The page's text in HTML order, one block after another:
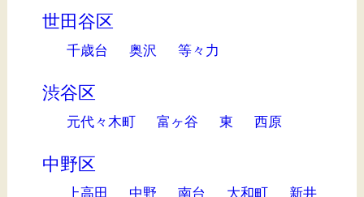
世田谷区
千歳台 奥沢 等々力
渋谷区
元代々木町 富ヶ谷 東 西原
中野区
上高田 中野 南台 大和町
新井